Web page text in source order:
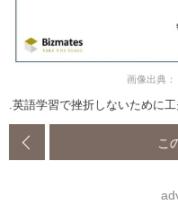
画像出典
.英語学習で挫折しないために
こ